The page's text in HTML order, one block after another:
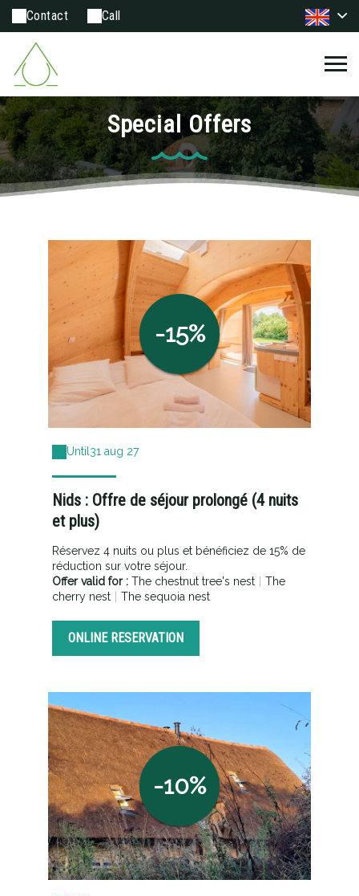
Contact Call
Special Offers
-15%
Until31 aug 27
Nids : Offre de séjour prolongé (4 nuits
et plus)
Réservez 4 nuits ou plus et bénéficiez de 15% de
réduction sur votre séjour.
Offer valid for : The chestnut tree's nest
The
cherry nest
The sequoia nest
ONLINE RESERVATION
-10%